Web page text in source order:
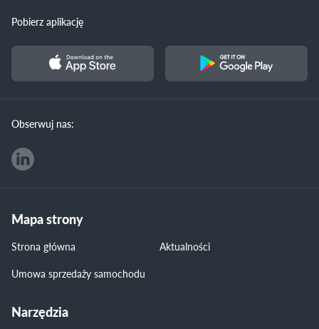
Pobierz aplikację
Obserwuj nas:
Mapa strony
Strona główna
Aktualności
Umowa sprzedaży samochodu
Narzędzia